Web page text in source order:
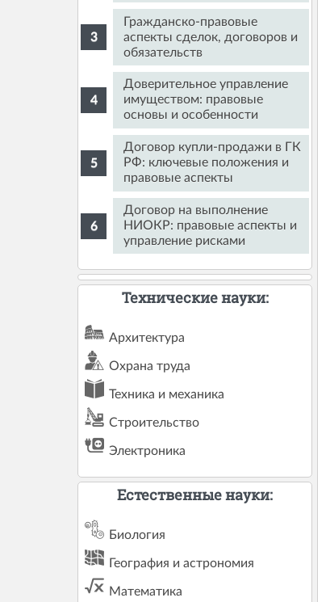
Гражданско-правовые
аспекты сделок, договоров и
обязательств
Доверительное управление
имуществом: правовые
основы и особенности
Договор купли-продажи в ГК
РФ: ключевые положения и
правовые аспекты
Договор на выполнение
НИОКР: правовые аспекты и
управление рисками
Технические науки:
Архитектура
Охрана труда
Техника и механика
Строительство
Электроника
Естественные науки:
Биология
География и астрономия
Математика